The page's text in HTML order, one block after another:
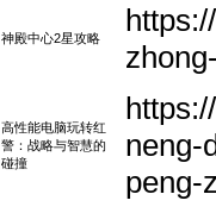
神殿中心2星攻略
高性能电脑玩转红
警：战略与智慧的
碰撞
neng-
peng-